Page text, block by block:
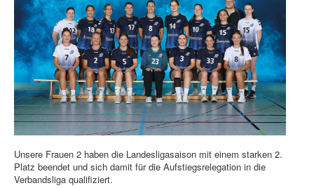
Unsere Frauen 2 haben die Landesligasaison mit einem starken 2.
Platz beendet und sich damit für die Aufstiegsrelegation in die
Verbandsliga qualifiziert.